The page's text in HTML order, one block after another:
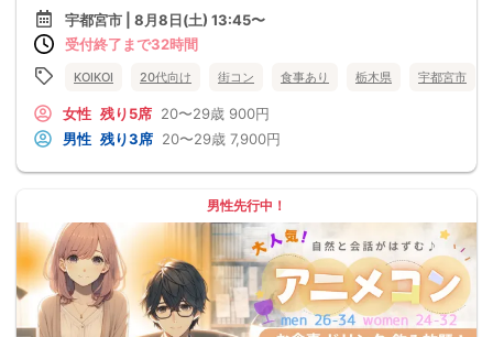
宇都宮市 | 8月8日(土) 13:45〜
受付終了まで32時間
KOIKOI 20代向け 街コン 食事あり 栃木県 宇都宮市
女性 残り5席 20〜29歳 900円
男性 残り3席 20〜29歳 7,900円
男性先行中！